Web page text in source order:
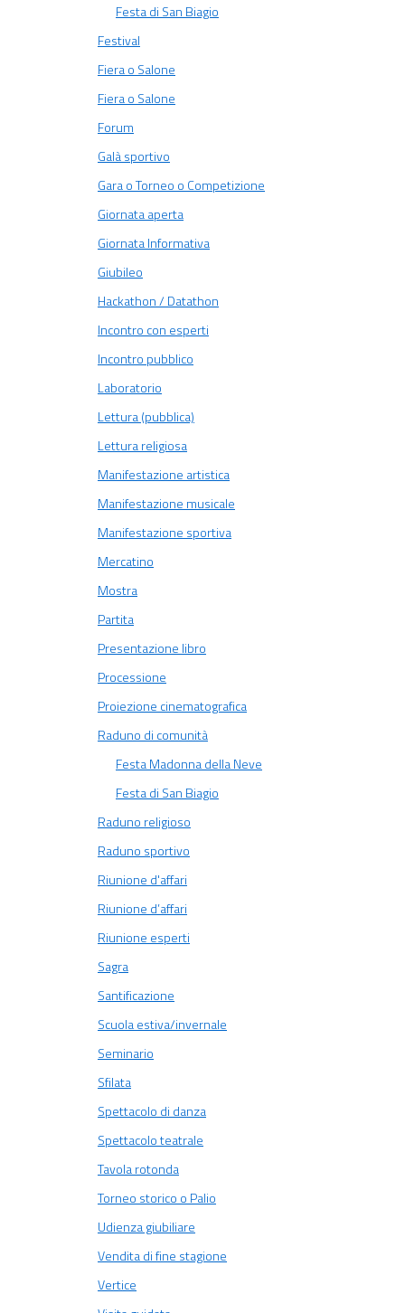
Festa di San Biagio
Festival
Fiera o Salone
Fiera o Salone
Forum
Galà sportivo
Gara o Torneo o Competizione
Giornata aperta
Giornata Informativa
Giubileo
Hackathon / Datathon
Incontro con esperti
Incontro pubblico
Laboratorio
Lettura (pubblica)
Lettura religiosa
Manifestazione artistica
Manifestazione musicale
Manifestazione sportiva
Mercatino
Mostra
Partita
Presentazione libro
Processione
Proiezione cinematografica
Raduno di comunità
Festa Madonna della Neve
Festa di San Biagio
Raduno religioso
Raduno sportivo
Riunione d'affari
Riunione d’affari
Riunione esperti
Sagra
Santificazione
Scuola estiva/invernale
Seminario
Sfilata
Spettacolo di danza
Spettacolo teatrale
Tavola rotonda
Torneo storico o Palio
Udienza giubiliare
Vendita di fine stagione
Vertice